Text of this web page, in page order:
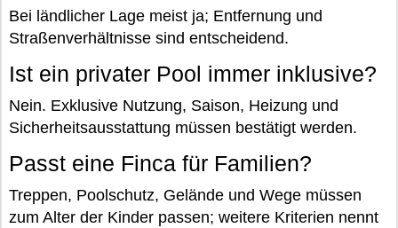
Bei ländlicher Lage meist ja; Entfernung und
Straßenverhältnisse sind entscheidend.
Ist ein privater Pool immer inklusive?
Nein. Exklusive Nutzung, Saison, Heizung und
Sicherheitsausstattung müssen bestätigt werden.
Passt eine Finca für Familien?
Treppen, Poolschutz, Gelände und Wege müssen
zum Alter der Kinder passen; weitere Kriterien nennt